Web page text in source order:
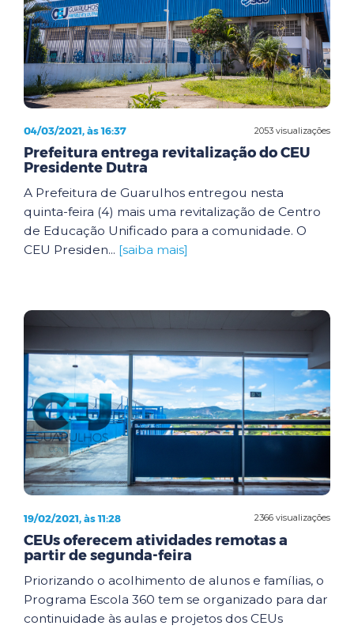
2053 visualizações
04/03/2021, às 16:37
Prefeitura entrega revitalização do CEU
Presidente Dutra
A Prefeitura de Guarulhos entregou nesta
quinta-feira (4) mais uma revitalização de Centro
de Educação Unificado para a comunidade. O
CEU Presiden... [saiba mais]
2366 visualizações
19/02/2021, às 11:28
CEUs oferecem atividades remotas a
partir de segunda-feira
Priorizando o acolhimento de alunos e famílias, o
Programa Escola 360 tem se organizado para dar
continuidade às aulas e projetos dos CEUs